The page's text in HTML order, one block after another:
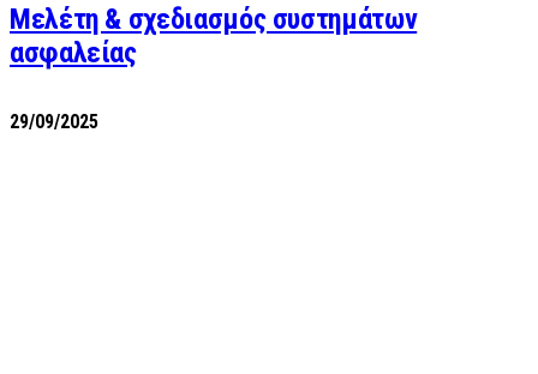
Μελέτη & σχεδιασμός συστημάτων
ασφαλείας
29/09/2025